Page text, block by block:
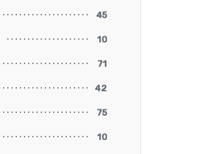
45
10
71
42
75
10